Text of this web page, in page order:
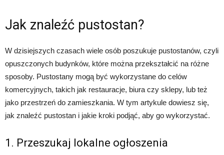
Jak znaleźć pustostan?
W dzisiejszych czasach wiele osób poszukuje pustostanów, czyli
opuszczonych budynków, które można przekształcić na różne
sposoby. Pustostany mogą być wykorzystane do celów
komercyjnych, takich jak restauracje, biura czy sklepy, lub też
jako przestrzeń do zamieszkania. W tym artykule dowiesz się,
jak znaleźć pustostan i jakie kroki podjąć, aby go wykorzystać.
1. Przeszukaj lokalne ogłoszenia